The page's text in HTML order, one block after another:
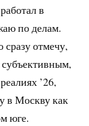
в
по делам.
сразу отмечу,
субъективным,
’26,
в Москву как
юге.